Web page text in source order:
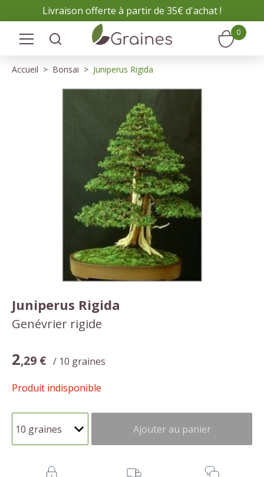
Livraison offerte à partir de 35€ d'achat !
0
Accueil Bonsai Juniperus Rigida
Juniperus Rigida
Genévrier rigide
2,29 € / 10 graines
Produit indisponible
Ajouter au panier
Panneau de gestion des cookies